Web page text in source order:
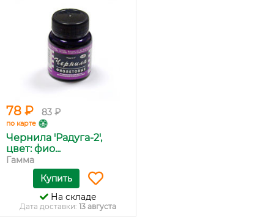
78 ₽ 83 ₽
по карте
Чернила 'Радуга-2',
цвет: фио...
Гамма
Купить
На складе
Дата доставки: 13 августа